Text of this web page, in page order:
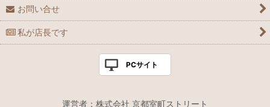
お問い合せ
私が店長です
PCサイト
運営者：株式会社 京都室町ストリート